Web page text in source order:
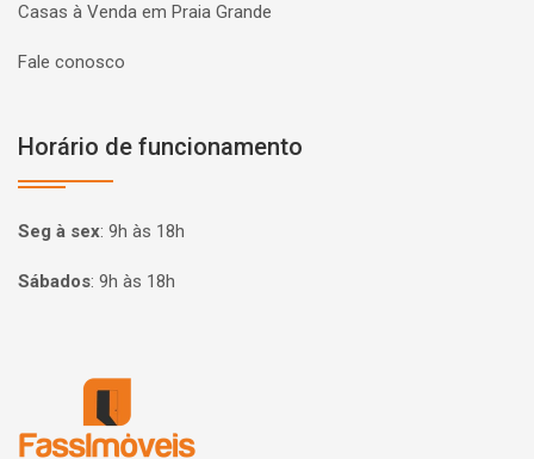
Casas à Venda em Praia Grande
Fale conosco
Horário de funcionamento
Seg à sex: 9h às 18h
Sábados: 9h às 18h